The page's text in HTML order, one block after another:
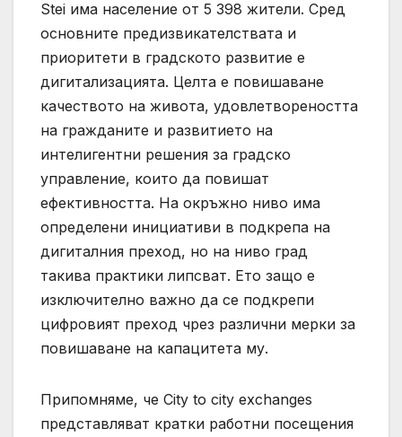
Stei има население от 5 398 жители. Сред
основните предизвикателствата и
приоритети в градското развитие е
дигитализацията. Целта е повишаване
качеството на живота, удовлетвореността
на гражданите и развитието на
интелигентни решения за градско
управление, които да повишат
ефективността. На окръжно ниво има
определени инициативи в подкрепа на
дигиталния преход, но на ниво град
такива практики липсват. Ето защо е
изключително важно да се подкрепи
цифровият преход чрез различни мерки за
повишаване на капацитета му.
Припомняме, че City to city exchanges
представляват кратки работни посещения